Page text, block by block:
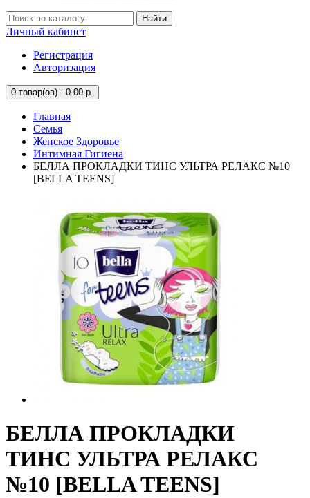
Найти
Личный кабинет
Регистрация
Авторизация
0 товар(ов) - 0.00 р.
Главная
Семья
Женское Здоровье
Интимная Гигиена
БЕЛЛА ПРОКЛАДКИ ТИНС УЛЬТРА РЕЛАКС №10
[BELLA TEENS]
БЕЛЛА ПРОКЛАДКИ
ТИНС УЛЬТРА РЕЛАКС
№10 [BELLA TEENS]